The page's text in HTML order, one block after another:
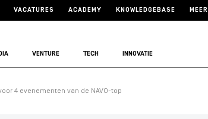
VACATURES ACADEMY KNOWLEDGEBASE MEER
VENTURE TECH INNOVATIE
4 evenementen van de NAVO-top